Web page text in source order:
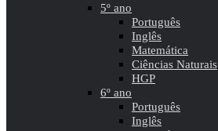
5º ano
Português
Inglês
Matemática
Ciências Naturais
HGP
6º ano
Português
Inglês